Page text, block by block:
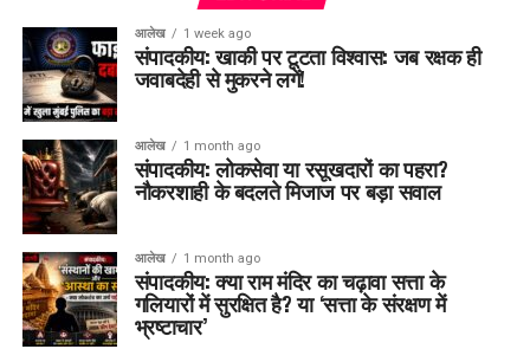
आलेख 1 week ago
संपादकीय: खाकी पर टूटता विश्वास: जब रक्षक ही
जवाबदेही से मुकरने लगें!
आलेख 1 month ago
संपादकीय: लोकसेवा या रसूखदारों का पहरा?
नौकरशाही के बदलते मिजाज पर बड़ा सवाल
आलेख 1 month ago
संपादकीय: क्या राम मंदिर का चढ़ावा सत्ता के
गलियारों में सुरक्षित है? या ‘सत्ता के संरक्षण में
भ्रष्टाचार’